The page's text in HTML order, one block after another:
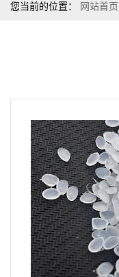
您当前的位置： 网站首页